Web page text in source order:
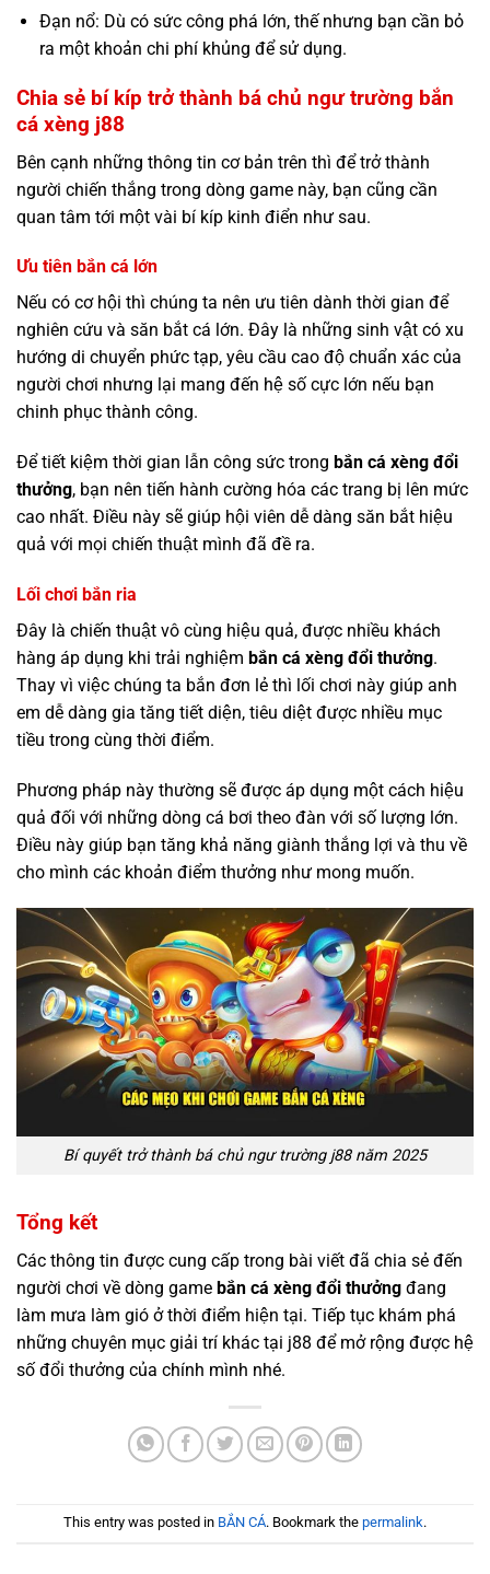
Đạn nổ: Dù có sức công phá lớn, thế nhưng bạn cần bỏ
ra một khoản chi phí khủng để sử dụng.
Chia sẻ bí kíp trở thành bá chủ ngư trường bắn
cá xèng j88
Bên cạnh những thông tin cơ bản trên thì để trở thành
người chiến thắng trong dòng game này, bạn cũng cần
quan tâm tới một vài bí kíp kinh điển như sau.
Ưu tiên bắn cá lớn
Nếu có cơ hội thì chúng ta nên ưu tiên dành thời gian để
nghiên cứu và săn bắt cá lớn. Đây là những sinh vật có xu
hướng di chuyển phức tạp, yêu cầu cao độ chuẩn xác của
người chơi nhưng lại mang đến hệ số cực lớn nếu bạn
chinh phục thành công.
Để tiết kiệm thời gian lẫn công sức trong bắn cá xèng đổi
thưởng, bạn nên tiến hành cường hóa các trang bị lên mức
cao nhất. Điều này sẽ giúp hội viên dễ dàng săn bắt hiệu
quả với mọi chiến thuật mình đã đề ra.
Lối chơi bắn ria
Đây là chiến thuật vô cùng hiệu quả, được nhiều khách
hàng áp dụng khi trải nghiệm bắn cá xèng đổi thưởng.
Thay vì việc chúng ta bắn đơn lẻ thì lối chơi này giúp anh
em dễ dàng gia tăng tiết diện, tiêu diệt được nhiều mục
tiều trong cùng thời điểm.
Phương pháp này thường sẽ được áp dụng một cách hiệu
quả đối với những dòng cá bơi theo đàn với số lượng lớn.
Điều này giúp bạn tăng khả năng giành thắng lợi và thu về
cho mình các khoản điểm thưởng như mong muốn.
Bí quyết trở thành bá chủ ngư trường j88 năm 2025
Tổng kết
Các thông tin được cung cấp trong bài viết đã chia sẻ đến
người chơi về dòng game bắn cá xèng đổi thưởng đang
làm mưa làm gió ở thời điểm hiện tại. Tiếp tục khám phá
những chuyên mục giải trí khác tại j88 để mở rộng được hệ
số đổi thưởng của chính mình nhé.
This entry was posted in BẮN CÁ. Bookmark the permalink.